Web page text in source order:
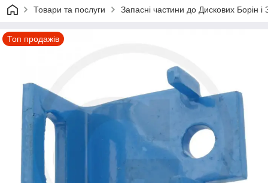
Товари та послуги Запасні частини до Дискових Борін і
Топ продажів